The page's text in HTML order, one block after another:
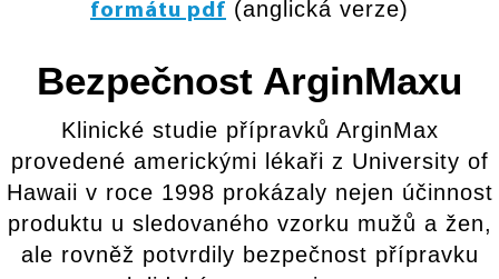
formátu pdf (anglická verze)
Bezpečnost ArginMaxu
Klinické studie přípravků ArginMax
provedené americkými lékaři z University of
Hawaii v roce 1998 prokázaly nejen účinnost
produktu u sledovaného vzorku mužů a žen,
ale rovněž potvrdily bezpečnost přípravku